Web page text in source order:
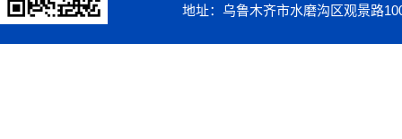
地址：乌鲁木齐市水磨沟区观景路